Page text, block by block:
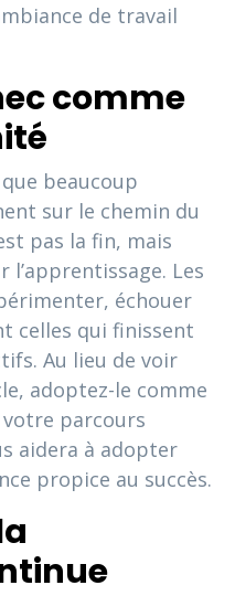
de travail
comme
beaucoup
sur le chemin du
pas la fin, mais
Les
échouer
celles qui finissent
Au lieu de voir
adoptez-le comme
parcours
aidera à adopter
propice au succès.